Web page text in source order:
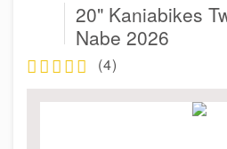
20" Kaniabikes
Nabe 2026
(4)